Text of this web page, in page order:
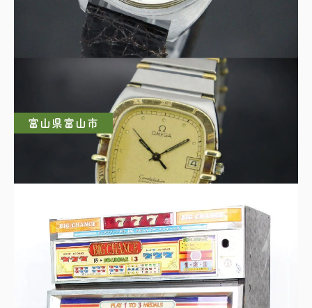
OMEGA オメガ コンステレーション
Ref.168.017 Cal.564 自動巻き デイト
富山県富山市
OMEGA オメガ コンステレーション スクエア
クォーツ クロノメーター コンビカラー